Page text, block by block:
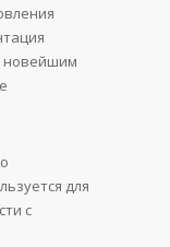
новейшим
для
с